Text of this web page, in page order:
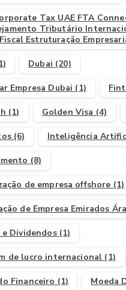
Tax UAE FTA
Tributário
Fiscal Estruturação
Dubai (20)
Empresa Dubai (1)
(1) Golden Visa (4)
(6) Inteligência
(8)
de empresa offshore (1)
de Empresa Emirados
e Dividendos(1)
de lucro internacional (1)
Financeiro (1) Moeda